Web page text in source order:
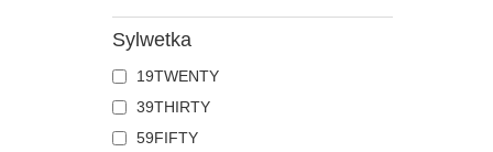
Hipopotam
Jaszczurka
Jednorożec
Jeleń
Kaczka
Sylwetka
19TWENTY
39THIRTY
59FIFTY